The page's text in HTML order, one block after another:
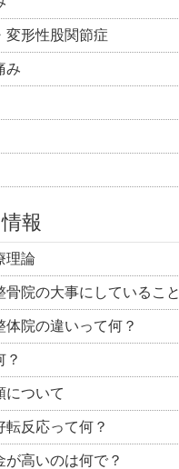
変形性股関節症
み
報
理論
骨院の大事にしていること
体院の違いって何？
？
について
転反応って何？
が高いのは何で？